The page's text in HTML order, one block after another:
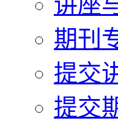
期刊
提交
提交